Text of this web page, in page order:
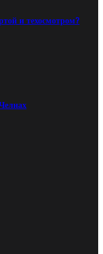
и техосмотром?